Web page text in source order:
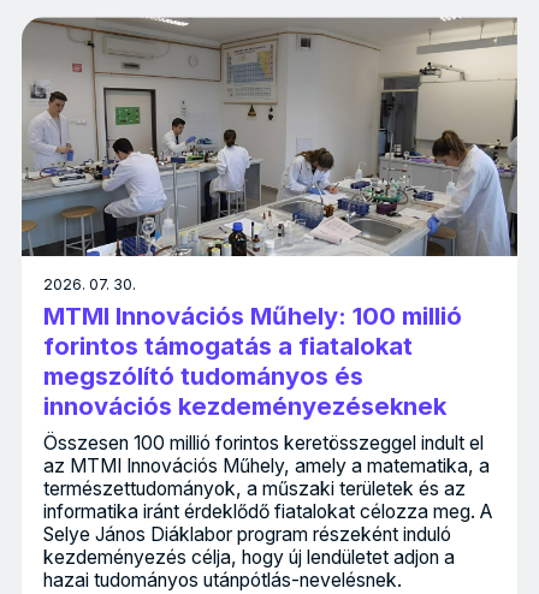
2026. 07. 30.
MTMI Innovációs Műhely: 100 millió
forintos támogatás a fiatalokat
megszólító tudományos és
innovációs kezdeményezéseknek
Összesen 100 millió forintos keretösszeggel indult el
az MTMI Innovációs Műhely, amely a matematika, a
természettudományok, a műszaki területek és az
informatika iránt érdeklődő fiatalokat célozza meg. A
Selye János Diáklabor program részeként induló
kezdeményezés célja, hogy új lendületet adjon a
hazai tudományos utánpótlás-nevelésnek.